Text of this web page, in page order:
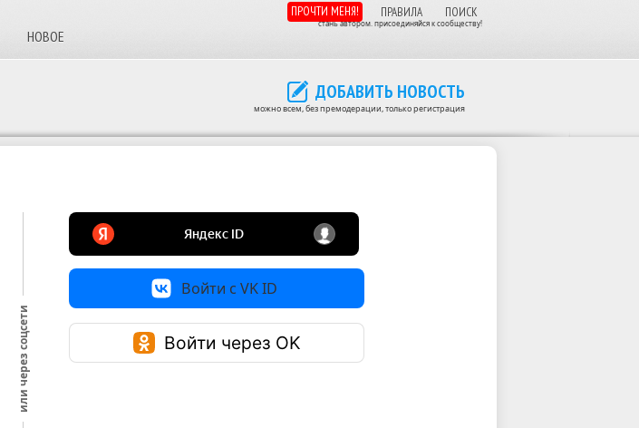
НОВОЕ
ПРОЧТИ МЕНЯ! ПРАВИЛА ПОИСК
стань автором. присоединяйся к сообществу!
ДОБАВИТЬ НОВОСТЬ
можно всем, без премодерации, только регистрация
или через соцсети
Войти с VK ID
Войти через OK